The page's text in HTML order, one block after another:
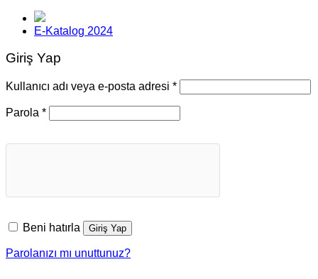
E-Katalog 2024
Giriş Yap
Kullanıcı adı veya e-posta adresi *Gerekli
Parola *Gerekli
Beni hatırla Giriş Yap
Parolanızı mı unuttunuz?